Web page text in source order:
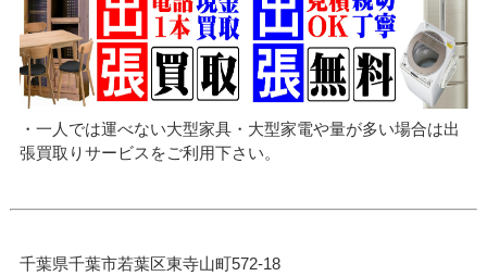
・一人では運べない大型家具・大型家電や量が多い場合は出
張買取りサービスをご利用下さい。
千葉県千葉市若葉区東寺山町572-18